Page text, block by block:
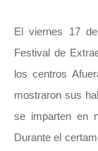
El viernes 17
Festival de
los centros
mostraron sus
se imparten en
Durante el